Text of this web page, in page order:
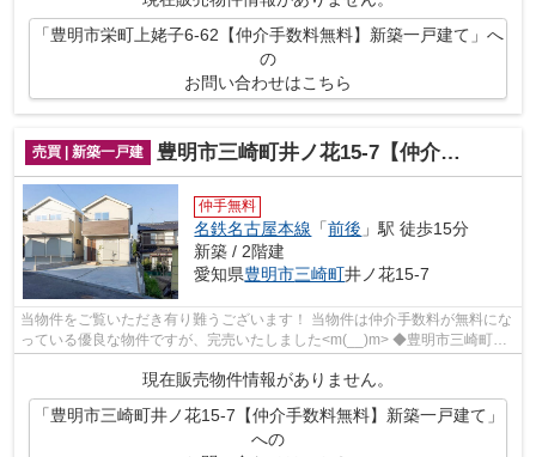
「豊明市栄町上姥子6-62【仲介手数料無料】新築一戸建て」へ
の
お問い合わせはこちら
売買 | 新築一戸建 豊明市三崎町井ノ花15-7【仲介手数料無料】新築一戸建て
仲手無料
名鉄名古屋本線 「前後 」駅 徒歩15分
新築 / 2階建
愛知県豊明市三崎町井ノ花15-7
当物件をご覧いただき有り難うございます！ 当物件は仲介手数料が無料にな
っている優良な物件ですが、完売いたしました<m(__)m> ◆豊明市三崎町井
ノ花でのマイホーム購入で費...
現在販売物件情報がありません。
「豊明市三崎町井ノ花15-7【仲介手数料無料】新築一戸建て」
への